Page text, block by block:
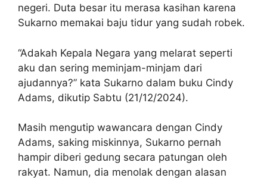
negeri. Duta besar itu merasa kasihan karena
Sukarno memakai baju tidur yang sudah robek.
“Adakah Kepala Negara yang melarat seperti
aku dan sering meminjam-minjam dari
ajudannya?” kata Sukarno dalam buku Cindy
Adams, dikutip Sabtu (21/12/2024).
Masih mengutip wawancara dengan Cindy
Adams, saking miskinnya, Sukarno pernah
hampir diberi gedung secara patungan oleh
rakyat. Namun, dia menolak dengan alasan